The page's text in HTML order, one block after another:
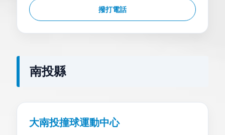
撥打電話
南投縣
大南投撞球運動中心